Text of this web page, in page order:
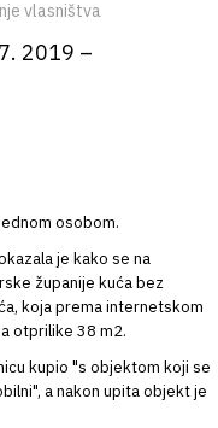
vlasništva
2019 –
osobom.
je kako se na
županije kuća bez
koja prema internetskom
otprilike 38 m2.
kupio "s objektom koji se
a nakon upita objekt je